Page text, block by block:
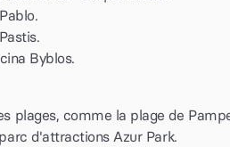
Byblos.
plages, comme la plage de
d'attractions Azur Park.